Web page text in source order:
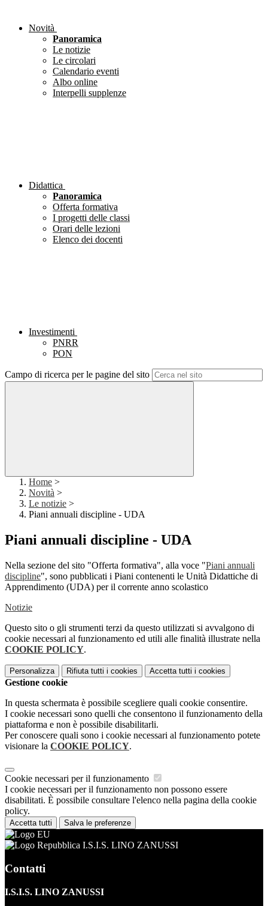
Novità
Panoramica
Le notizie
Le circolari
Calendario eventi
Albo online
Interpelli supplenze
Didattica
Panoramica
Offerta formativa
I progetti delle classi
Orari delle lezioni
Elenco dei docenti
Investimenti
PNRR
PON
Campo di ricerca per le pagine del sito
Home >
Novità >
Le notizie >
Piani annuali discipline - UDA
Piani annuali discipline - UDA
Nella sezione del sito "Offerta formativa", alla voce "Piani annuali
discipline", sono pubblicati i Piani contenenti le Unità Didattiche di
Apprendimento (UDA) per il corrente anno scolastico
Notizie
Questo sito o gli strumenti terzi da questo utilizzati si avvalgono di
cookie necessari al funzionamento ed utili alle finalità illustrate nella
COOKIE POLICY.
Personalizza Rifiuta tutti i cookies Accetta tutti i cookies
Gestione cookie
In questa schermata è possibile scegliere quali cookie consentire.
I cookie necessari sono quelli che consentono il funzionamento della
piattaforma e non è possibile disabilitarli.
Per conoscere quali sono i cookie necessari al funzionamento potete
visionare la COOKIE POLICY.
Cookie necessari per il funzionamento
I cookie necessari per il funzionamento non possono essere
disabilitati. È possibile consultare l'elenco nella pagina della cookie
policy.
Accetta tutti Salva le preferenze
I.S.I.S. LINO ZANUSSI
Contatti
I.S.I.S. LINO ZANUSSI